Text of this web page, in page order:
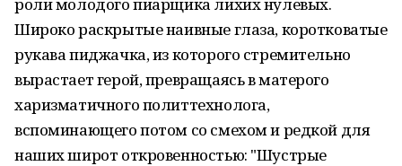
Широко раскрытые наивные глаза, коротковатые
рукава пиджачка, из которого стремительно
вырастает герой, превращаясь в матерого
харизматичного политтехнолога,
вспоминающего потом со смехом и редкой для
наших широт откровенностью: "Шустрые